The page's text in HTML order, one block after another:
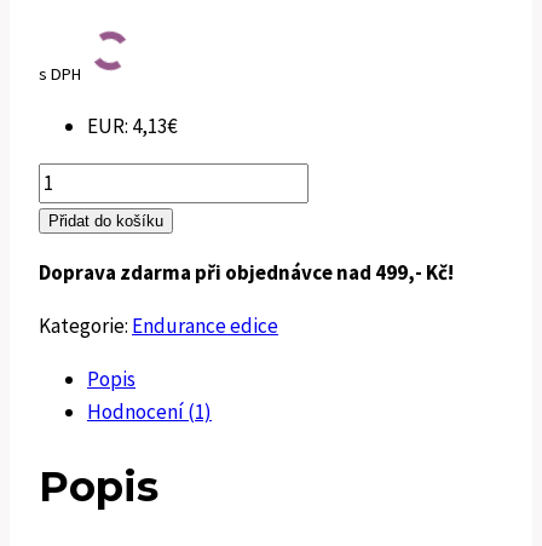
s DPH
EUR: 4,13€
OVESNÉ
CHLEBÍČKY
mořskou
a
islandskou
lávovou
300g
množství
Přidat do košíku
Doprava zdarma při objednávce nad 499,- Kč!
Kategorie: Endurance edice
Popis
Hodnocení (1)
Popis